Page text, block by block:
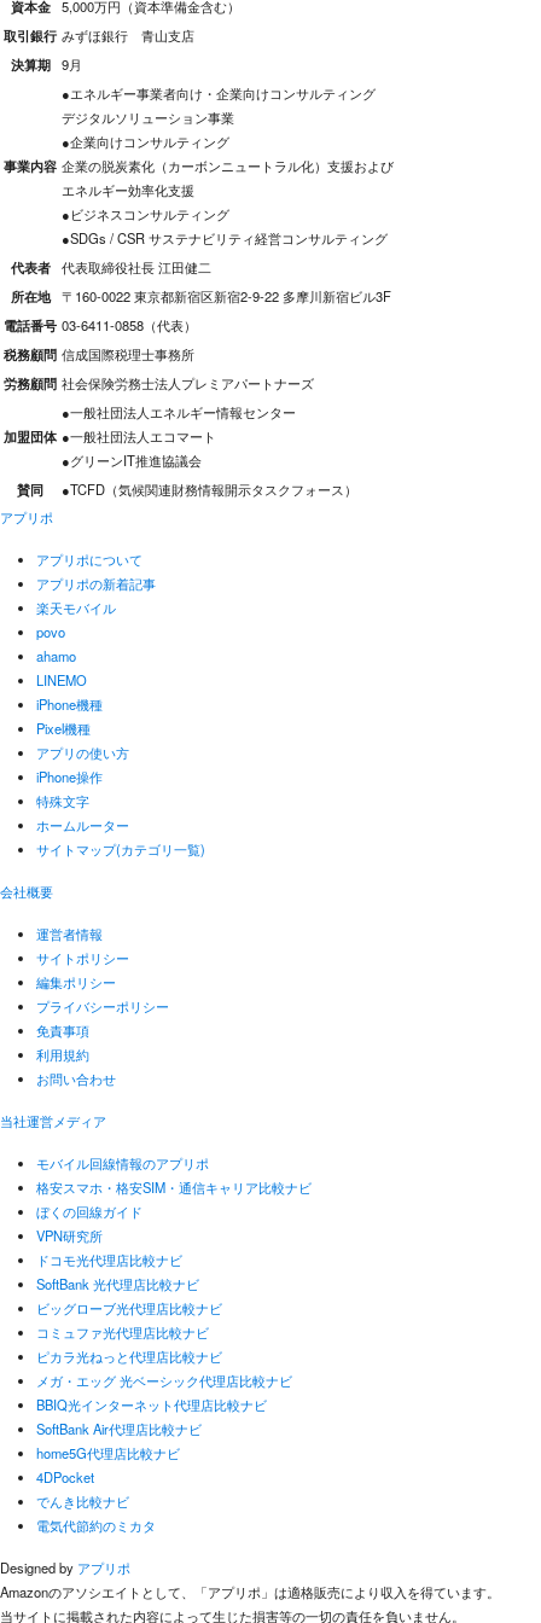
資本金 5,000万円（資本準備金含む）
取引銀行 みずほ銀行 青山支店
決算期 9月
事業内容
●エネルギー事業者向け・企業向けコンサルティング
デジタルソリューション事業
●企業向けコンサルティング
企業の脱炭素化（カーボンニュートラル化）支援および
エネルギー効率化支援
●ビジネスコンサルティング
●SDGs / CSR サステナビリティ経営コンサルティング
代表者 代表取締役社長 江田健二
所在地 〒160-0022 東京都新宿区新宿2-9-22 多摩川新宿ビル3F
電話番号 03-6411-0858（代表）
税務顧問 信成国際税理士事務所
労務顧問 社会保険労務士法人プレミアパートナーズ
加盟団体
●一般社団法人エネルギー情報センター
●一般社団法人エコマート
●グリーンIT推進協議会
賛同
●TCFD（気候関連財務情報開示タスクフォース）
アプリポ
アプリポについて
アプリポの新着記事
楽天モバイル
povo
ahamo
LINEMO
iPhone機種
Pixel機種
アプリの使い方
iPhone操作
特殊文字
ホームルーター
サイトマップ(カテゴリ一覧)
会社概要
運営者情報
サイトポリシー
編集ポリシー
プライバシーポリシー
免責事項
利用規約
お問い合わせ
当社運営メディア
モバイル回線情報のアプリポ
格安スマホ・格安SIM・通信キャリア比較ナビ
ぼくの回線ガイド
VPN研究所
ドコモ光代理店比較ナビ
SoftBank 光代理店比較ナビ
ビッグローブ光代理店比較ナビ
コミュファ光代理店比較ナビ
ピカラ光ねっと代理店比較ナビ
メガ・エッグ 光ベーシック代理店比較ナビ
BBIQ光インターネット代理店比較ナビ
SoftBank Air代理店比較ナビ
home5G代理店比較ナビ
4DPocket
でんき比較ナビ
電気代節約のミカタ
Designed by アプリポ
Amazonのアソシエイトとして、「アプリポ」は適格販売により収入を得ています。
当サイトに掲載された内容によって生じた損害等の一切の責任を負いません。